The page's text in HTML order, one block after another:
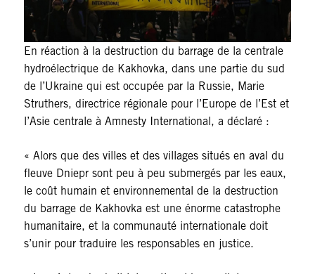
En réaction à la destruction du barrage de la centrale
hydroélectrique de Kakhovka, dans une partie du sud
de l’Ukraine qui est occupée par la Russie, Marie
Struthers, directrice régionale pour l’Europe de l’Est et
l’Asie centrale à Amnesty International, a déclaré :
« Alors que des villes et des villages situés en aval du
fleuve Dniepr sont peu à peu submergés par les eaux,
le coût humain et environnemental de la destruction
du barrage de Kakhovka est une énorme catastrophe
humanitaire, et la communauté internationale doit
s’unir pour traduire les responsables en justice.